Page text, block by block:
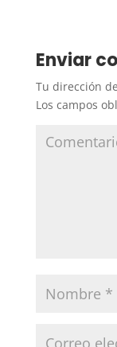
Enviar
Tu dirección
Los campos